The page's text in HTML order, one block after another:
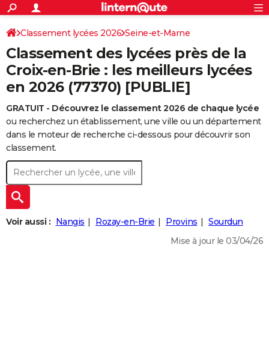
ACTUALITÉS
Politique
Société
Faits Divers
Education
Monde
Villes
+
SPORT
Coupe du monde 2026
Football
Tennis
Cyclisme
Rugby
Forum
CULTURE
Programme TV
TNT
Streaming
Cinéma
Sorties cinéma
Musique
+
FINANCE
Retraite
Impôts
Epargne
Immobilier
Risques naturels par ville
Banque
Assurance
Crédit
AUTO
Essais
Réserver un essai
Citadines
Berlines
SUV
Forum auto
+
HIGH-TECH
BRICOLAGE
Forum
Aménagement intérieur
Extérieur
Cuisine
Salle de bains
Jardinage
Rangement
+WEEK-END
Guides de France
Escapades
Patrimoine
Expositions
Musées
Week-end nature
+
LIFESTYLE
S'inscrire
Connexion
Classement lycées 2026 Seine-et-Marne
Classement des lycées près de la
Croix-en-Brie : les meilleurs lycées
en 2026 (77370) [PUBLIE]
GRATUIT - Découvrez le classement 2026 de chaque lycée
ou recherchez un établissement, une ville ou un département
dans le moteur de recherche ci-dessous pour découvrir son
classement.
Voir aussi : Nangis Rozay-en-Brie Provins
Sourdun
Mise à jour le 03/04/26